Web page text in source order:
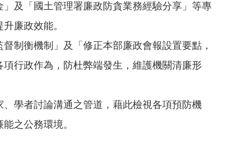
及「國土管理署廉政防貪業務經驗分享」等專
廉政效能。
制衡機制」及「修正本部廉政會報設置要點，
行政作為，防杜弊端發生，維護機關清廉形
學者討論溝通之管道，藉此檢視各項預防機
之公務環境。